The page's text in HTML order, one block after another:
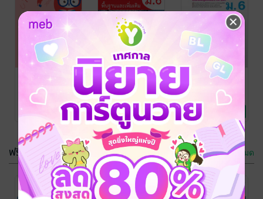
Math ม.ปลาย -
ทีมงานแม็คเอ็ดดู
เคชั่น จำกัด/ MAC
การศึกษา/ตำรา
No Rating
Math ม.ปลาย -
ฟังก์ชัน
เคชั่น จำกัด/ MAC
Education
การศึกษา/ตำรา
เรียน
No Rating
กิจกรรมเสริม
ทักษะ
วิทยาศาสตร์
ป.4
ประกิต อนุมาศ
MAC Education
การศึกษา/ตำรา
เรียน
Goal
คณิตศาสตร์พื้น
ฐานและเพิ่มเติม
ม.6
วุฒิพล สินธุนาวา
รัตน์/ MAC
Education
การศึกษา/ตำรา
เรียน
No Rating
Compact
คณิตศาสตร์
โกรบ มุทาพร และ
คณะ
/ MAC
Education
การศึกษา/ตำรา
เรียน
No Rating
ฟรีกระจาย ดูทั้งหมด